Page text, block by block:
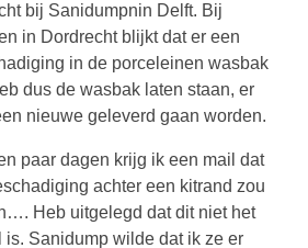
bij Sanidumpnin Delft. Bij
in Dordrecht blijkt dat er een
in de porceleinen wasbak
dus de wasbak laten staan, er
nieuwe geleverd gaan worden.
paar dagen krijg ik een mail dat
achter een kitrand zou
Heb uitgelegd dat dit niet het
is. Sanidump wilde dat ik ze er